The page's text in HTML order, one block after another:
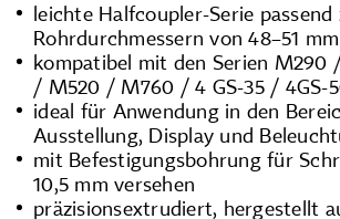
leichte Halfcoupler-Serie passend
Rohrdurchmessern von 48–51 mm
kompatibel mit den Serien
/ M520 / M760 / 4 GS-35 / 4GS-
ideal für Anwendung in den
Ausstellung, Display und
mit Befestigungsbohrung für
10,5 mm versehen
präzisionsextrudiert, hergestellt